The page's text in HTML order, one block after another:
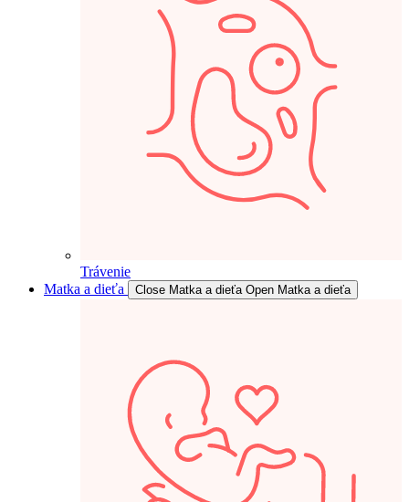
Trávenie
Matka a dieťa
Close Matka a dieťa Open Matka a dieťa